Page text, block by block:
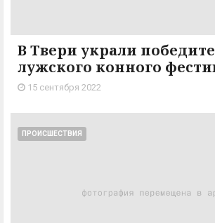
В Твери украли
лужского конного
15 сентября 2022
ПРОИСШЕСТВИЯ